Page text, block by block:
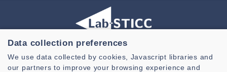
Laboratoire des Sciences et Techniques de l'information de la
Communication et de la Connaissance
Data collection preferences
We use data collected by cookies, Javascript libraries and
our partners to improve your browsing experience and